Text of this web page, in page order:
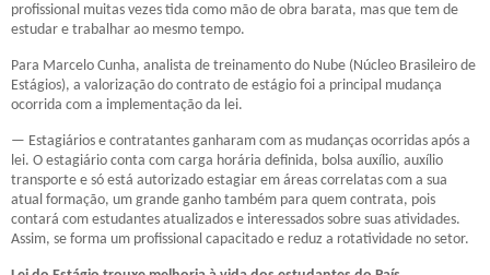
profissional muitas vezes tida como mão de obra barata, mas que tem de
estudar e trabalhar ao mesmo tempo.
Para Marcelo Cunha, analista de treinamento do Nube (Núcleo Brasileiro de
Estágios), a valorização do contrato de estágio foi a principal mudança
ocorrida com a implementação da lei.
— Estagiários e contratantes ganharam com as mudanças ocorridas após a
lei. O estagiário conta com carga horária definida, bolsa auxílio, auxílio
transporte e só está autorizado estagiar em áreas correlatas com a sua
atual formação, um grande ganho também para quem contrata, pois
contará com estudantes atualizados e interessados sobre suas atividades.
Assim, se forma um profissional capacitado e reduz a rotatividade no setor.